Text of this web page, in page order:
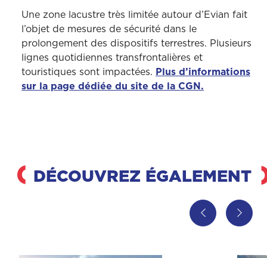
Une zone lacustre très limitée autour d’Evian fait
l’objet de mesures de sécurité dans le
prolongement des dispositifs terrestres. Plusieurs
lignes quotidiennes transfrontalières et
touristiques sont impactées. Plus d’informations
sur la page dédiée du site de la CGN.
DÉCOUVREZ ÉGALEMENT